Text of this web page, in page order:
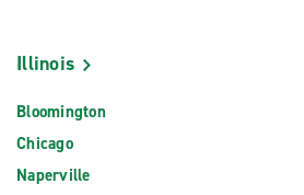
Illinois
Bloomington
Chicago
Naperville